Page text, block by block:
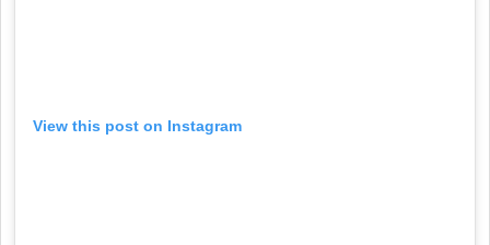
View this post on Instagram